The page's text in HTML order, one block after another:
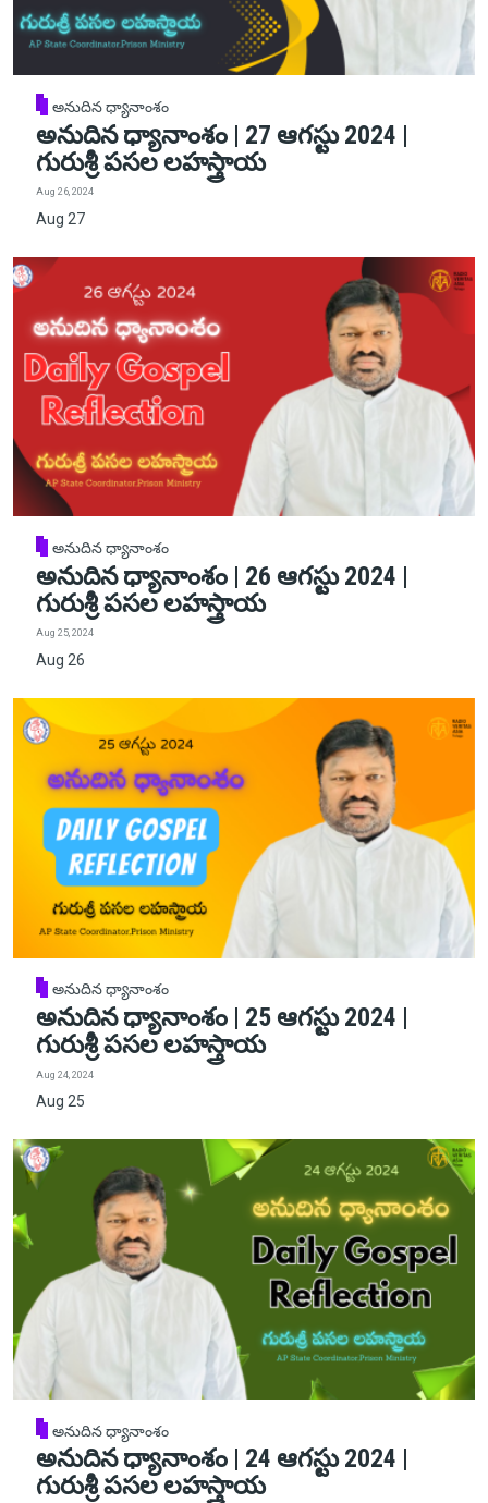
అనుదిన ధ్యానాంశం
అనుదిన ధ్యానాంశం | 27 ఆగస్టు 2024 |
గురుశ్రీ పసల లహస్త్రాయ
Aug 26, 2024
Aug 27
అనుదిన ధ్యానాంశం
అనుదిన ధ్యానాంశం | 26 ఆగస్టు 2024 |
గురుశ్రీ పసల లహస్త్రాయ
Aug 25, 2024
Aug 26
అనుదిన ధ్యానాంశం
అనుదిన ధ్యానాంశం | 25 ఆగస్టు 2024 |
గురుశ్రీ పసల లహస్త్రాయ
Aug 24, 2024
Aug 25
అనుదిన ధ్యానాంశం
అనుదిన ధ్యానాంశం | 24 ఆగస్టు 2024 |
గురుశ్రీ పసల లహస్త్రాయ